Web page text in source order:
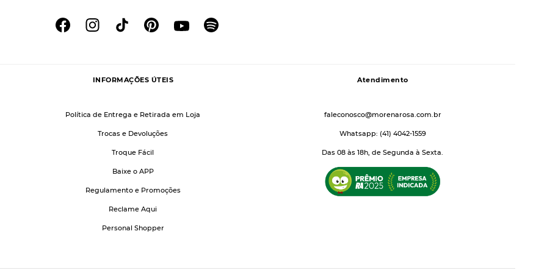
INFORMAÇÕES ÚTEIS
Política de Entrega e Retirada em Loja
Trocas e Devoluções
Troque Fácil
Baixe o APP
Regulamento e Promoções
Reclame Aqui
Personal Shopper
Atendimento
faleconosco@morenarosa.com.br
Whatsapp: (41) 4042-1559
Das 08 às 18h, de Segunda à Sexta.